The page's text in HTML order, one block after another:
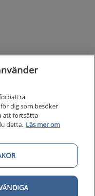
Om
dig som besöker
att fortsätta
detta. Läs mer om